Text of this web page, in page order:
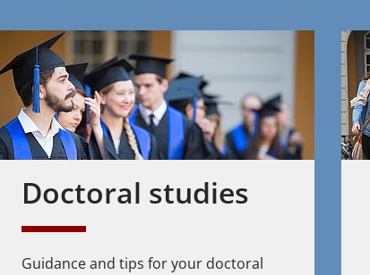
Doctoral studies
Guidance and tips for your doctoral